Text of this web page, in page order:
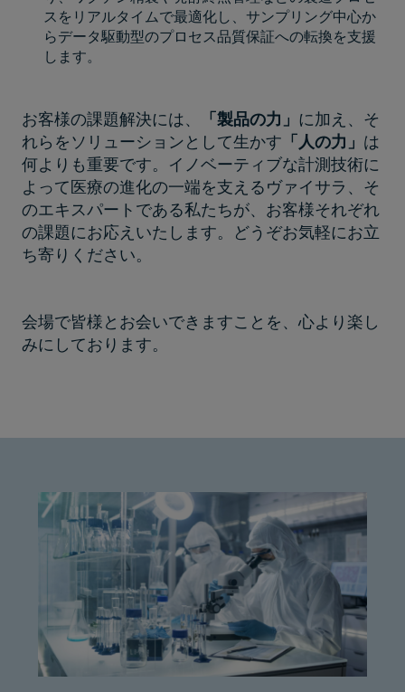
スをリアルタイムで最適化し、サンプリング中心か
らデータ駆動型のプロセス品質保証への転換を支援
します。
お客様の課題解決には、 「製品の力」 に加え、そ
れらをソリューションとして生かす 「人の力」 は
何よりも重要です。イノベーティブな計測技術に
よって医療の進化の一端を支えるヴァイサラ、そ
のエキスパートである私たちが、お客様それぞれ
の課題にお応えいたします。どうぞお気軽にお立
ち寄りください。
会場で皆様とお会いできますことを、心より楽し
みにしております。